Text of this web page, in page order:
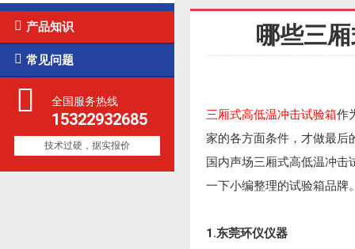
 产品知识
 常见问题
全国服务热线
15322932685
技术过硬，据实报价
哪些三
三厢式高低温冲击试验箱作
家的各方面条件，才做最后
国内声场三厢式高低温冲击
一下小编整理的试验箱品牌
1.东莞环仪仪器